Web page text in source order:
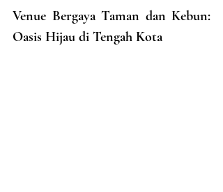
Venue Bergaya Taman dan Kebun:
Oasis Hijau di Tengah Kota